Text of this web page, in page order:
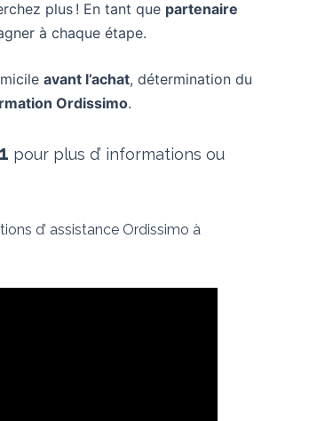
plus ! En tant que partenaire
à chaque étape.
avant l’achat, détermination du
Ordissimo.
pour plus d’ informations ou
d’ assistance Ordissimo à